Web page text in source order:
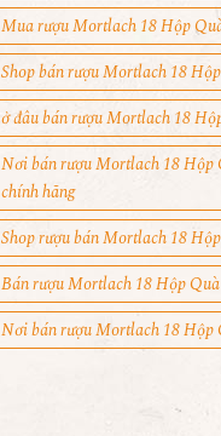
Mua rượu Mortlach 18 Hộp
Shop bán rượu Mortlach 18
ở đâu bán rượu Mortlach 18
Nơi bán rượu Mortlach 18 Hộp
chính hãng
Shop rượu bán Mortlach 18
Bán rượu Mortlach 18 Hộp
Nơi bán rượu Mortlach 18 Hộp